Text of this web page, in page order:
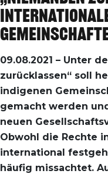
09.08.2021 – Unter
zurücklassen“ soll
indigenen
gemacht werden
neuen
Obwohl die Rechte
international
häufig missachtet.